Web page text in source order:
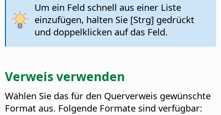
Um ein Feld schnell aus einer Liste
einzufügen, halten Sie [Strg] gedrückt
und doppelklicken auf das Feld.
Verweis verwenden
Wählen Sie das für den Querverweis gewünschte
Format aus. Folgende Formate sind verfügbar: